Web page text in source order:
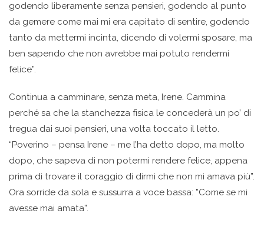
godendo liberamente senza pensieri, godendo al punto
da gemere come mai mi era capitato di sentire, godendo
tanto da mettermi incinta, dicendo di volermi sposare, ma
ben sapendo che non avrebbe mai potuto rendermi
felice”.
Continua a camminare, senza meta, Irene. Cammina
perché sa che la stanchezza fisica le concederà un po’ di
tregua dai suoi pensieri, una volta toccato il letto.
“Poverino – pensa Irene – me l’ha detto dopo, ma molto
dopo, che sapeva di non potermi rendere felice, appena
prima di trovare il coraggio di dirmi che non mi amava più”.
Ora sorride da sola e sussurra a voce bassa: ”Come se mi
avesse mai amata”.